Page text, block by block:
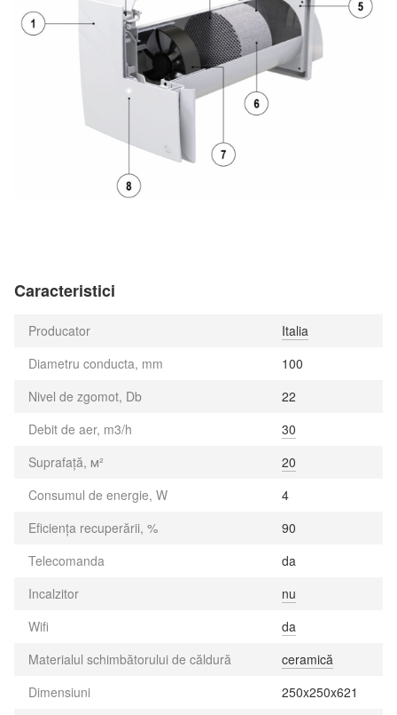
Caracteristici
Producator
Italia
Diametru conducta, mm
100
Nivel de zgomot, Db
22
Debit de aer, m3/h
30
Suprafață, м²
20
Consumul de energie, W
4
Eficiența recuperării, %
90
Telecomanda
da
Incalzitor
nu
Wifi
da
Materialul schimbătorului de căldură
ceramică
Dimensiuni
250x250x621